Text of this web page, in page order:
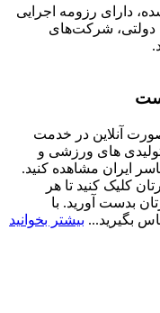
دارای رزومه اجرایی
دولتی، شرکت‌های
آنلاین در خدمت
های ورزشی و
ایران مشاهده کنید.
کلیک کنید تا هر
بدست آورید. با
بگیرید... بیشتر بخوانید